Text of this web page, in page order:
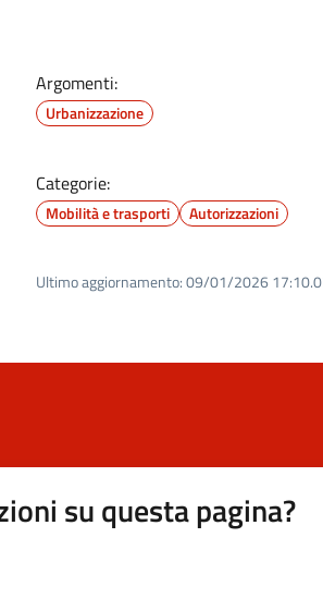
Argomenti:
Urbanizzazione
Categorie:
Mobilità e trasporti Autorizzazioni
Ultimo aggiornamento:09/01/2026
su questa pagina?